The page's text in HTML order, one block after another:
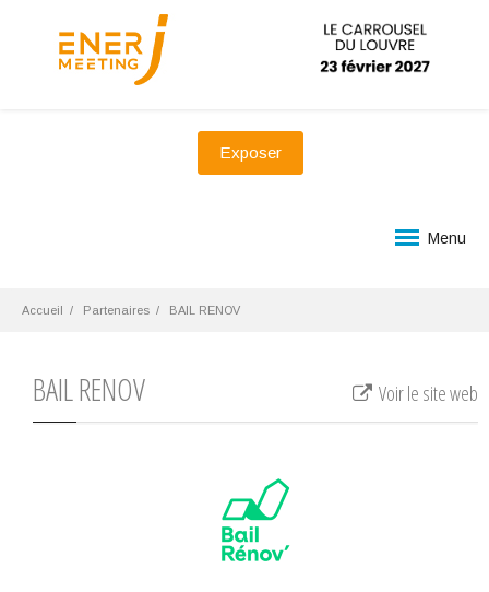
Exposer
Menu
Accueil Partenaires BAIL RENOV
BAIL RENOV Voir le site web